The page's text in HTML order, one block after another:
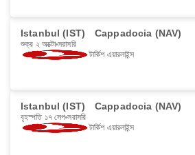
Istanbul (IST) Cappadocia (NAV)
শুক্র ২ অক্টো সরাসরি
টার্কিশ এয়ারলাইন্স
Istanbul (IST) Cappadocia (NAV)
বৃহস্পতি ১৭ সেপ সরাসরি
টার্কিশ এয়ারলাইন্স